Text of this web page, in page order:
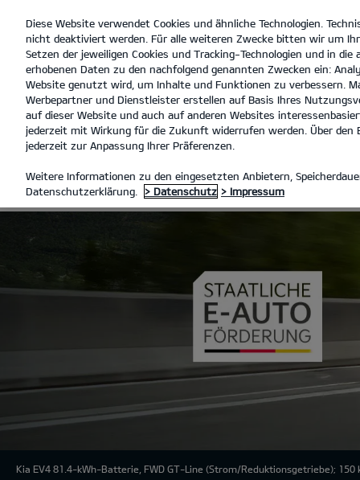
open
menu
EV-FÖRDERUNG
EV-
Kia EV4 81.4-kWh-Batterie, FWD GT-Line (Strom/Reduktionsgetriebe); 150
Diese Website verwendet Cookies und ähnliche Technologien.
nicht deaktiviert werden. Für alle weiteren Zwecke bitten wir um
Setzen der jeweiligen Cookies und Tracking-Technologien und in
erhobenen Daten zu den nachfolgend genannten Zwecken ein:
Website genutzt wird, um Inhalte und Funktionen zu verbessern.
Werbepartner und Dienstleister erstellen auf Basis Ihres
auf dieser Website und auch auf anderen Websites
jederzeit mit Wirkung für die Zukunft widerrufen werden. Über den
jederzeit zur Anpassung Ihrer Präferenzen.
Weitere Informationen zu den eingesetzten Anbietern,
Datenschutzerklärung.
> Datenschutz > Impressum